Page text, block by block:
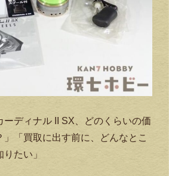
ーディナル II SX、どのくらいの価
「買取に出す前に、どんなとこ
たい」